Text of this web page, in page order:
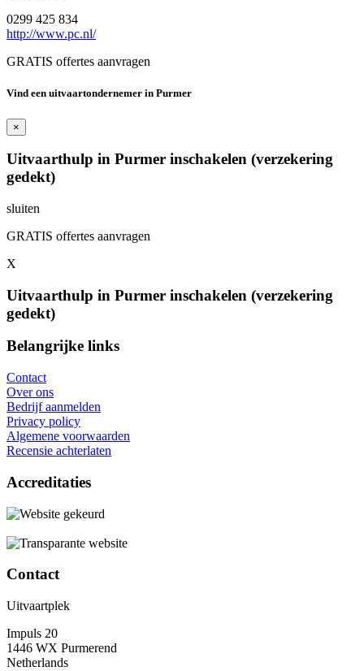
0299 425 834
http://www.pc.nl/
GRATIS offertes aanvragen
Vind een uitvaartondernemer in Purmer
×
Uitvaarthulp in Purmer inschakelen (verzekering
gedekt)
sluiten
GRATIS offertes aanvragen
X
Uitvaarthulp in Purmer inschakelen (verzekering
gedekt)
Belangrijke links
Contact
Over ons
Bedrijf aanmelden
Privacy policy
Algemene voorwaarden
Recensie achterlaten
Accreditaties
Contact
Uitvaartplek
Impuls 20
1446 WX Purmerend
Netherlands